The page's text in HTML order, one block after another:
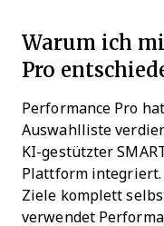
Warum ich
Pro
Performance Pro
Auswahlliste
KI-gestützter
Plattform
Ziele komplett
verwendet